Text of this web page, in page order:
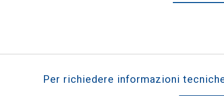
Per richiedere informazioni